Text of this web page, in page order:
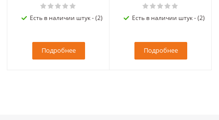
Есть в наличии штук - (2)
Подробнее
Есть в наличии штук - (2)
Подробнее